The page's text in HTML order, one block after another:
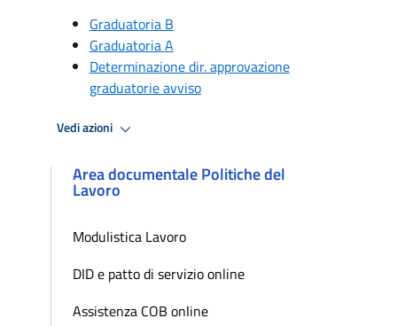
Graduatoria B
Graduatoria A
Determinazione dir. approvazione
graduatorie avviso
Vedi azioni
Area documentale Politiche del
Lavoro
Modulistica Lavoro
DID e patto di servizio online
Assistenza COB online